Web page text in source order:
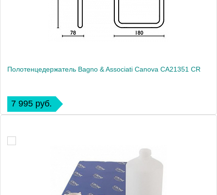
Полотенцедержатель Bagno & Associati Canova CA21351 CR
7 995 руб.